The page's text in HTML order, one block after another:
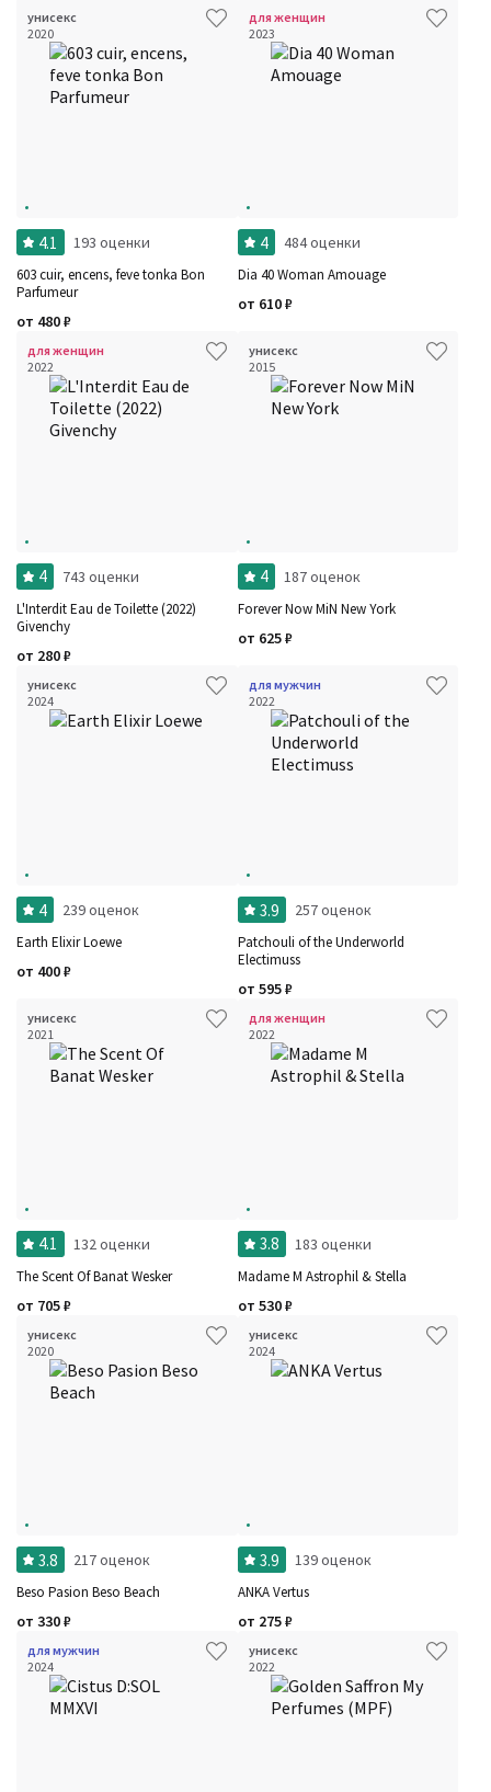
унисекс
2020
4.1 193 оценки
603 cuir, encens, feve tonka Bon
Parfumeur
от 480₽
для женщин
2023
4 484 оценки
Dia 40 Woman Amouage
от 610₽
для женщин
2022
4 743 оценки
L'Interdit Eau de Toilette (2022)
Givenchy
от 280₽
унисекс
2015
4 187 оценок
Forever Now MiN New York
от 625₽
унисекс
2024
4 239 оценок
Earth Elixir Loewe
от 400₽
для мужчин
2022
3.9 257 оценок
Patchouli of the Underworld
Electimuss
от 595₽
унисекс
2021
4.1 132 оценки
The Scent Of Banat Wesker
от 705₽
для женщин
2022
3.8 183 оценки
Madame M Astrophil & Stella
от 530₽
унисекс
2020
3.8 217 оценок
Beso Pasion Beso Beach
от 330₽
унисекс
2024
3.9 139 оценок
ANKA Vertus
от 275₽
для мужчин
2024
унисекс
2022